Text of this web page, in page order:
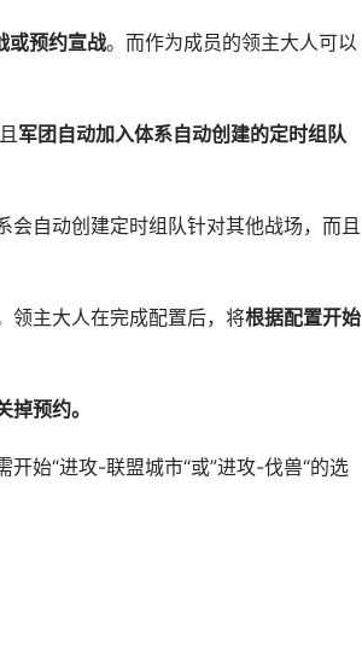
或预约宣战。而作为成员的领主大人可以
军团自动加入体系自动创建的定时组队
自动创建定时组队针对其他战场，而且
主大人在完成配置后，将根据配置开始
预约。
始“进攻-联盟城市“或”进攻-伐兽“的选